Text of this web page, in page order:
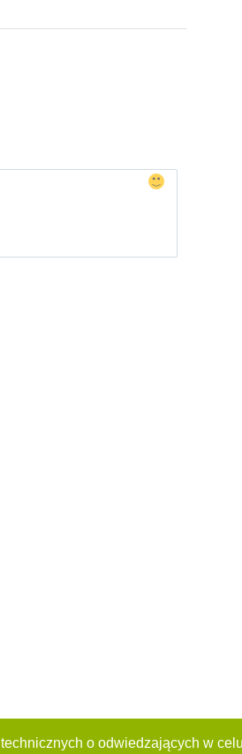
o odwiedzających w